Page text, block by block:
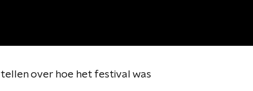
over hoe het festival was